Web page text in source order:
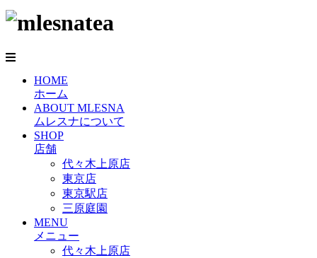
HOME
ホーム
ABOUT MLESNA
ムレスナについて
SHOP
店舗
代々木上原店
東京店
東京駅店
三原庭園
MENU
メニュー
代々木上原店